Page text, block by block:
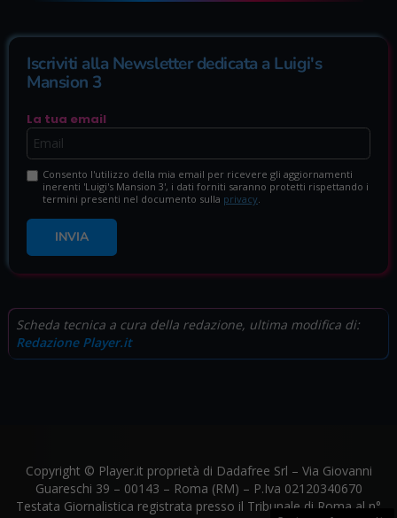
Iscriviti alla Newsletter dedicata a Luigi's
Mansion 3
La tua email
Consento l'utilizzo della mia email per ricevere gli aggiornamenti
inerenti 'Luigi's Mansion 3', i dati forniti saranno protetti rispettando i
termini presenti nel documento sulla privacy
INVIA
Scheda tecnica a cura della redazione, ultima modifica di:
Redazione Player.it
Copyright © Player.it proprietà di Dadafree Srl – Via Giovanni
Guareschi 39 – 00143 – Roma (RM) – P.Iva 02120340670
Testata Giornalistica registrata presso il Tribunale di Roma al n°